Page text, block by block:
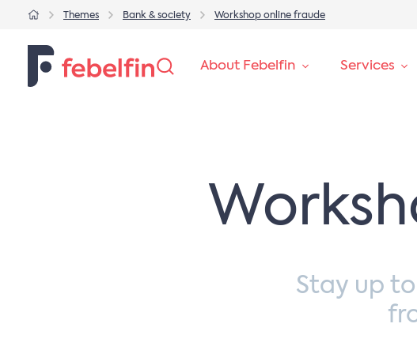
Themes Bank & society Workshop online fraude
About Febelfin Services
Stay up